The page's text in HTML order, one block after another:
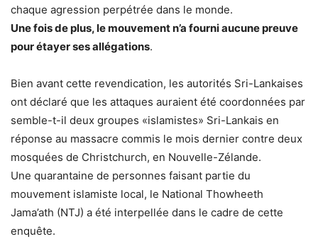
chaque agression perpétrée dans le monde.
Une fois de plus, le mouvement n’a fourni aucune preuve
pour étayer ses allégations.
Bien avant cette revendication, les autorités Sri-Lankaises
ont déclaré que les attaques auraient été coordonnées par
semble-t-il deux groupes «islamistes» Sri-Lankais en
réponse au massacre commis le mois dernier contre deux
mosquées de Christchurch, en Nouvelle-Zélande.
Une quarantaine de personnes faisant partie du
mouvement islamiste local, le National Thowheeth
Jama’ath (NTJ) a été interpellée dans le cadre de cette
enquête.